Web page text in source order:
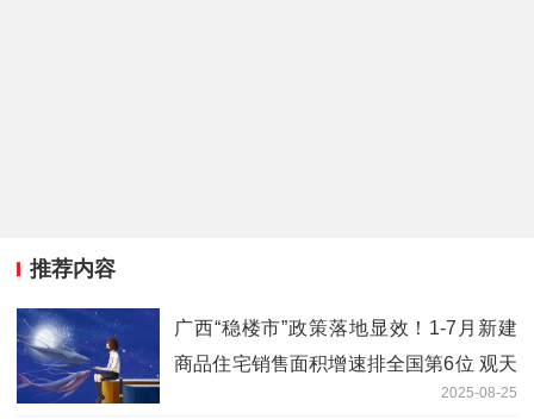
推荐内容
广西“稳楼市”政策落地显效！1-7月新建
商品住宅销售面积增速排全国第6位 观天
2025-08-25